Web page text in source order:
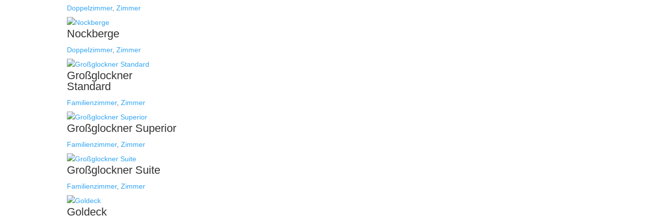
Doppelzimmer,Zimmer
Nockberge
Doppelzimmer,Zimmer
Großglockner
Standard
Familienzimmer,Zimmer
Großglockner Superior
Familienzimmer,Zimmer
Großglockner Suite
Familienzimmer,Zimmer
Goldeck